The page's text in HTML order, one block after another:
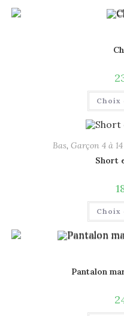
Choix
Bas, Garçon 4 à
Short
Choix
Pantalon